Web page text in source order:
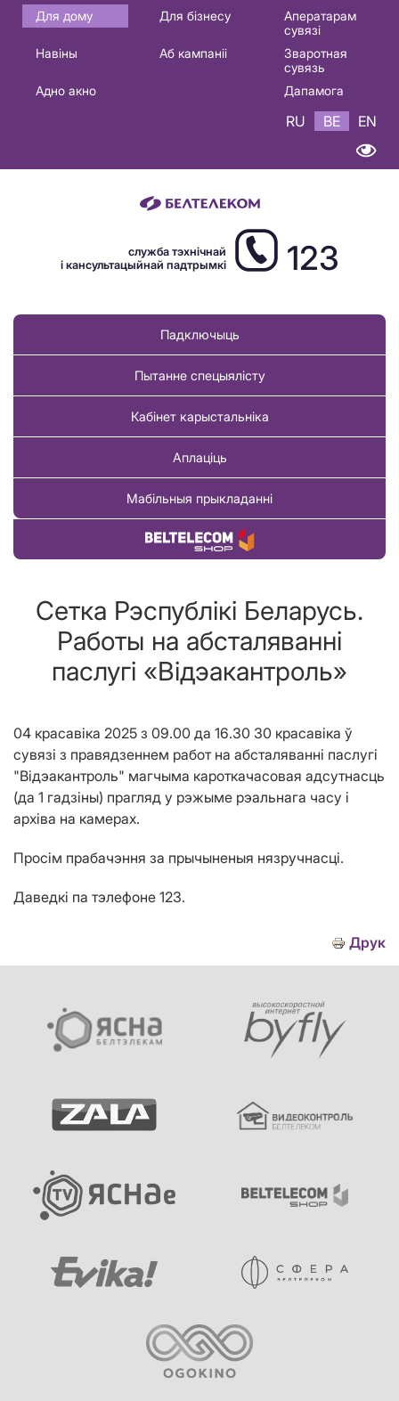
Основная
навигация
Для дому Для бізнесу
Аператарам
сувязі
Навіны
Аб кампаніі
Зваротная
сувязь
Адно акно
Дапамога
RU BE EN
служба тэхнічнай
і кансультацыйнай падтрымкі
123
Падключыць
Пытанне спецыялісту
Кабінет карыстальніка
Аплаціць
Мабільныя прыкладанні
Купіць тавар
Сетка Рэспублiкi Беларусь.
Работы на абсталяваннi
паслугi «Вiдэакантроль»
04 красавіка 2025 з 09.00 да 16.30 30 красавіка ў
сувязі з правядзеннем работ на абсталяванні паслугі
"Відэакантроль" магчыма кароткачасовая адсутнасць
(да 1 гадзіны) прагляд у рэжыме рэальнага часу і
архіва на камерах.
Просім прабачэння за прычыненыя нязручнасці.
Даведкі па тэлефоне 123.
Друк